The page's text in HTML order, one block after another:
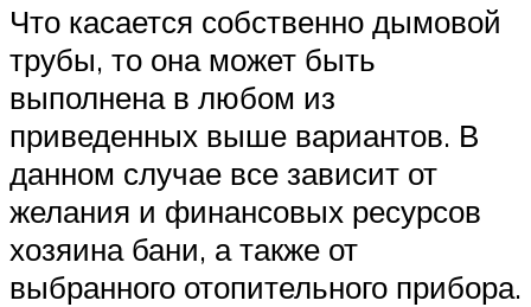
Что касается собственно дымовой
трубы, то она может быть
выполнена в любом из
приведенных выше вариантов. В
данном случае все зависит от
желания и финансовых ресурсов
хозяина бани, а также от
выбранного отопительного прибора.